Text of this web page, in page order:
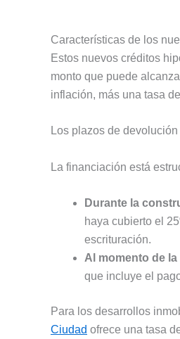
Características de los
Estos nuevos créditos
monto que puede
inflación, más una tasa
Los plazos de
La financiación está
Durante la
haya cubierto el
escrituración.
Al momento de
que incluye el
Para los desarrollos
Ciudad ofrece una tasa